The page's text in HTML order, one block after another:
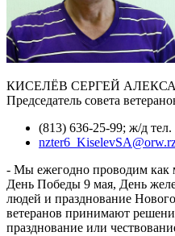
КИСЕЛЁВ СЕРГЕЙ
Председатель совета
(813) 636-25-99; ж/д
- Мы ежегодно проводим как
День Победы 9 мая, День
людей и празднование
ветеранов принимают
празднование или